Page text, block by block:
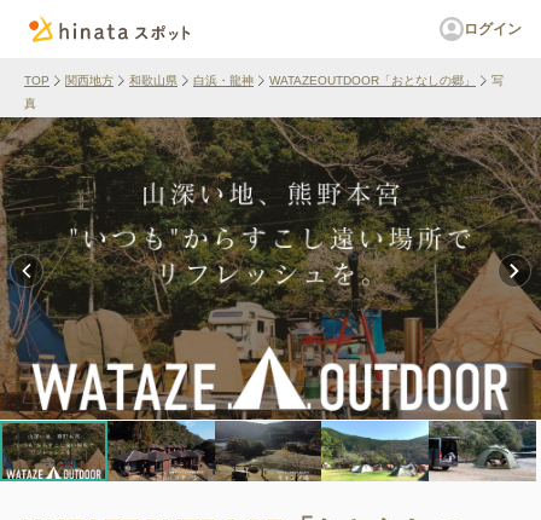
ログイン
TOP 関西地方 和歌山県 白浜・龍神 WATAZEOUTDOOR「おとなしの郷」
写
真